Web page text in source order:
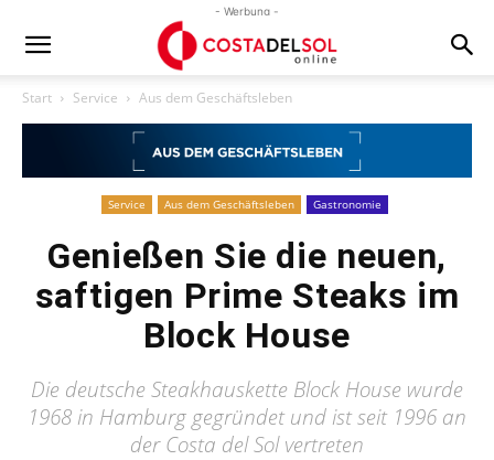
- Werbung -
Start Service Aus dem Geschäftsleben
Service Aus dem Geschäftsleben Gastronomie
Genießen Sie die neuen,
saftigen Prime Steaks im
Block House
Die deutsche Steakhauskette Block House wurde
1968 in Hamburg gegründet und ist seit 1996 an
der Costa del Sol vertreten